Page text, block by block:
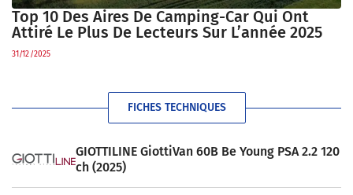
Top 10 Des Aires De Camping-Car Qui Ont
Attiré Le Plus De Lecteurs Sur L’année 2025
31/12/2025
FICHES TECHNIQUES
GIOTTILINE GiottiVan 60B Be Young PSA 2.2 120
ch (2025)